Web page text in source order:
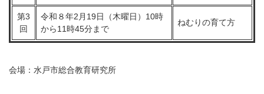
第3
回
令和８年2月19日（木曜日）10時
から11時45分まで
ねむりの育て方
会場：水戸市総合教育研究所